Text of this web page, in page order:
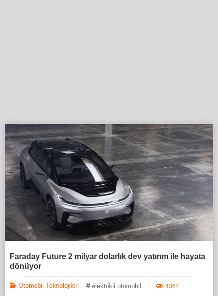
Faraday Future 2 milyar dolarlık dev yatırım ile hayata
dönüyor
Otomobil Teknolojileri # elektrikli otomobil
4364